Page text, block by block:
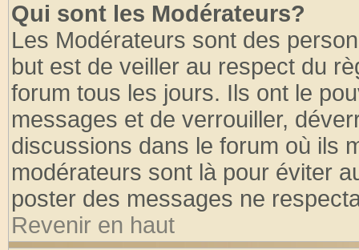
Qui sont les Modérateurs?
Les Modérateurs sont des
but est de veiller au respect du
forum tous les jours. Ils ont le
messages et de verrouiller,
discussions dans le forum où ils
modérateurs sont là pour éviter
poster des messages ne
Revenir en haut